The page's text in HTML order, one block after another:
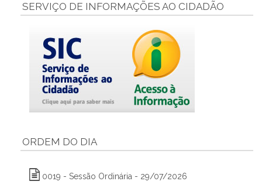
SERVIÇO DE INFORMAÇÕES AO CIDADÃO
ORDEM DO DIA
0019 - Sessão Ordinária - 29/07/2026